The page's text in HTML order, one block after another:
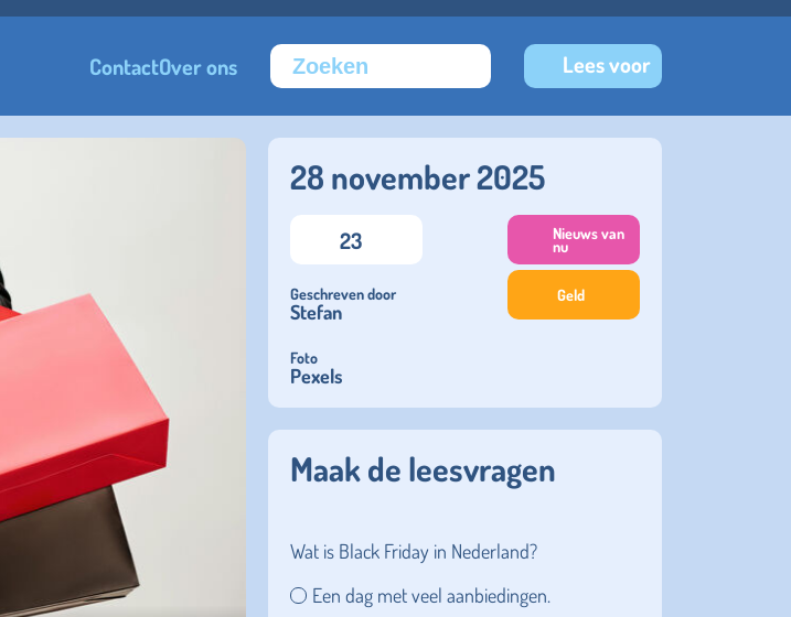
ContactOver ons Lees voor
28 november 2025
23
Geschreven door
Stefan
Foto
Pexels
Nieuws van
nu
Geld
Maak de leesvragen
Wat is Black Friday in Nederland?
Een dag met veel aanbiedingen.